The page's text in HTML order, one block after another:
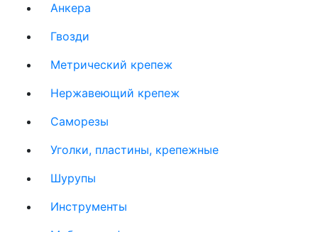
Анкера
Гвозди
Метрический крепеж
Нержавеющий крепеж
Саморезы
Уголки, пластины, крепежные
Шурупы
Инструменты